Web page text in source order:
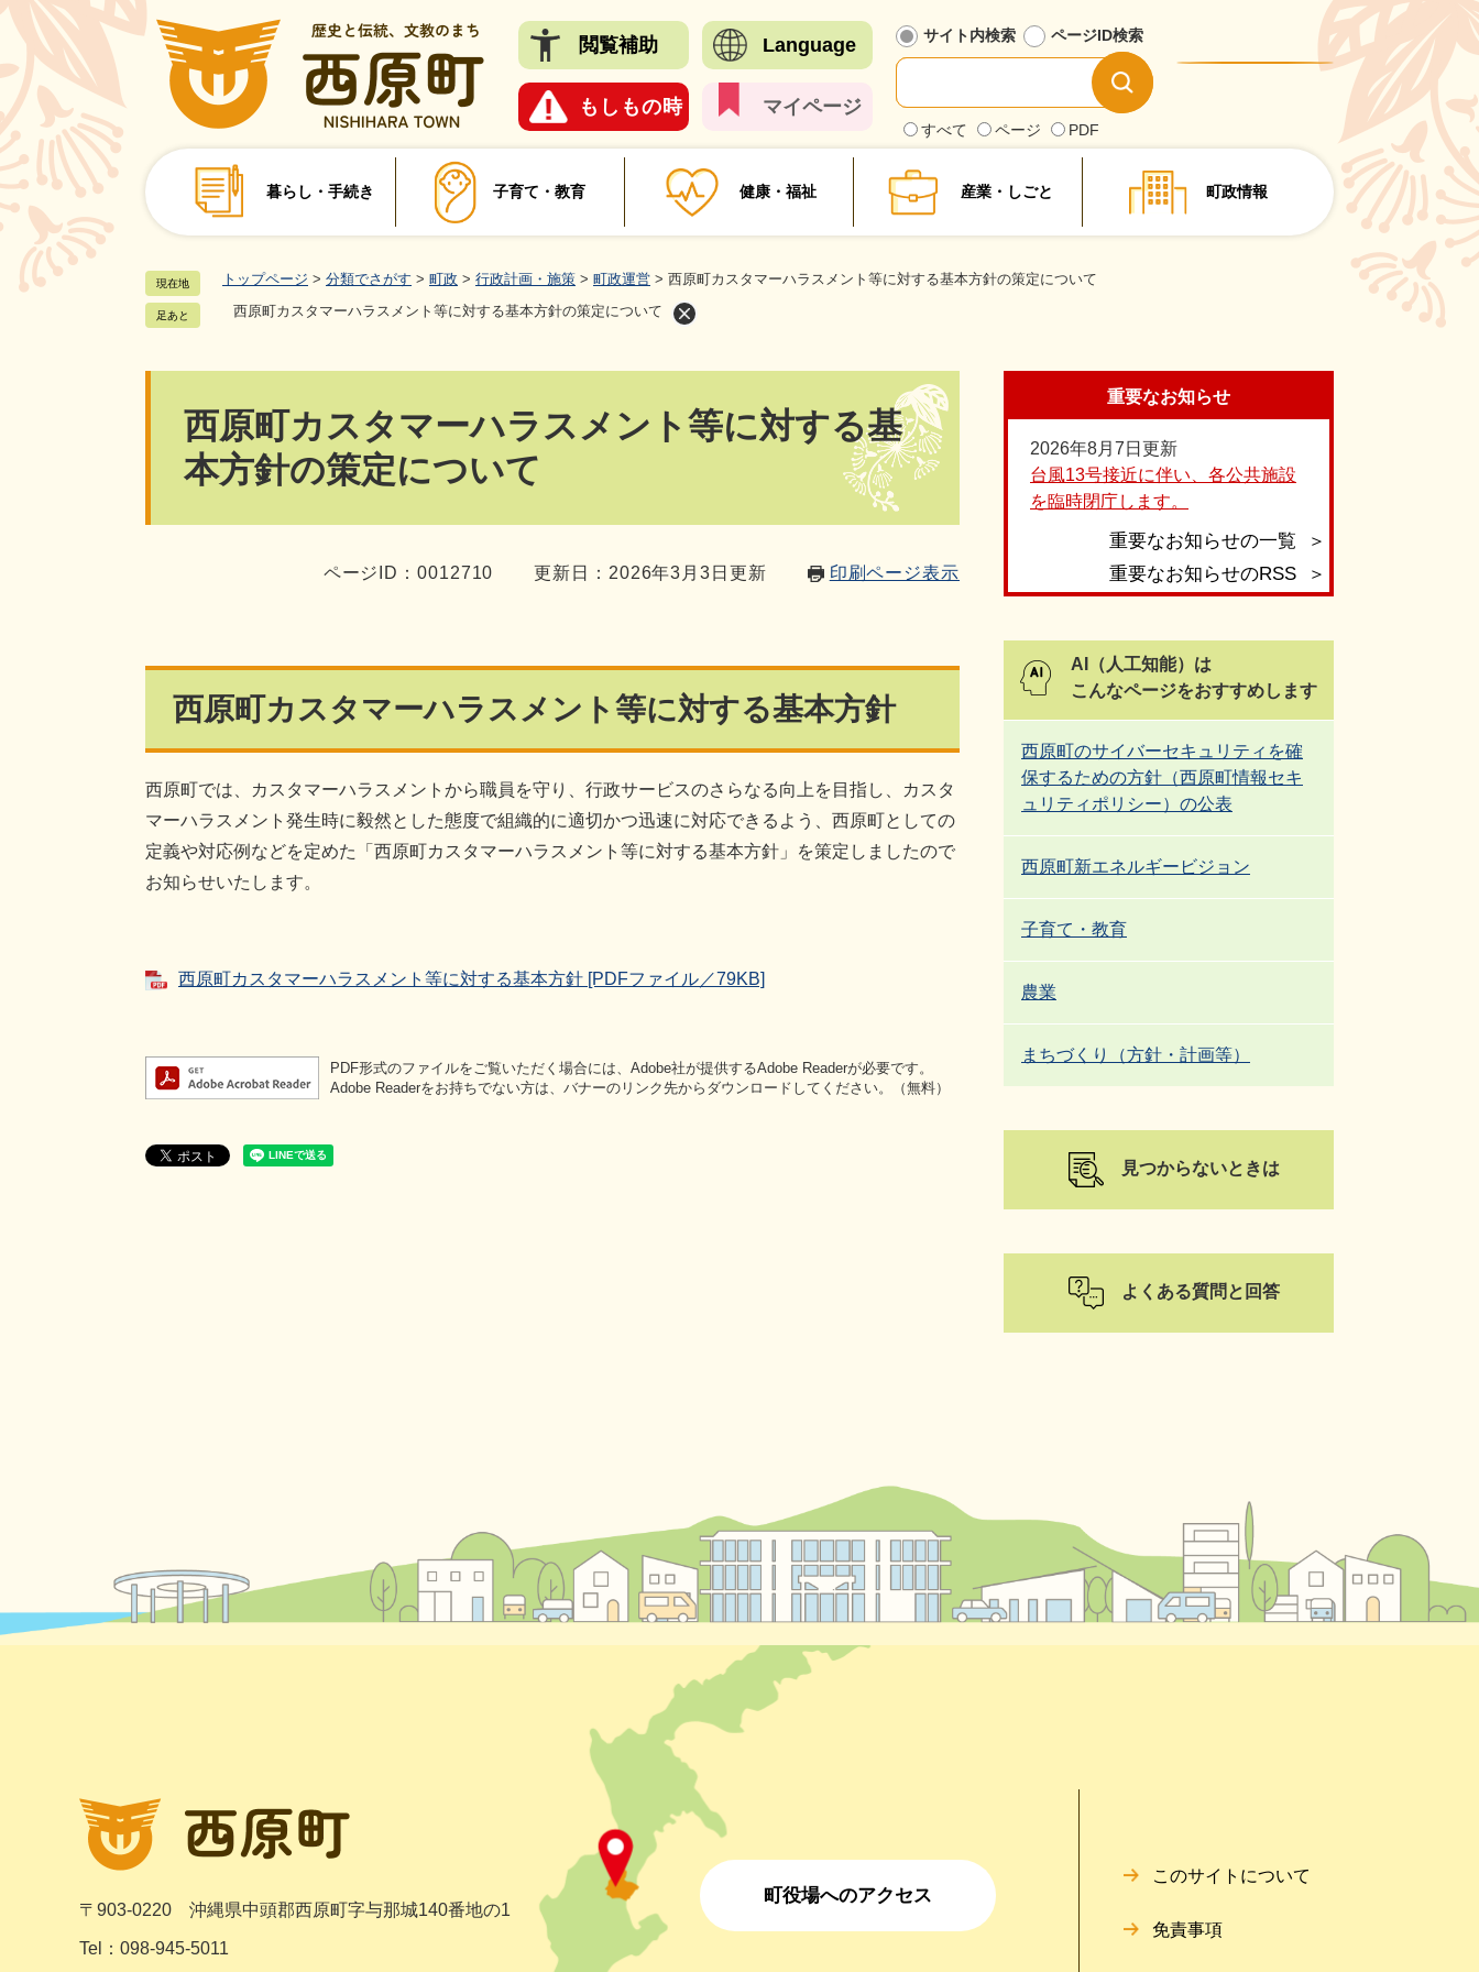
ペ
ジ
先
頭
で
。
閲覧補助 Language
もしもの時 マイページ
サイト内検索
検
索
対
象
すべて ページ PDF
ページID検索
探
暮らし・手続き 子育て・教育 健康・福祉 産業・しごと 町政情報
現在地 トップページ > 分類でさがす > 町政 > 行政計画・施策 > 町政運営 > 西原町カスタマーハラスメント等に対する基本方針の策定について
足あと 西原町カスタマーハラスメント等に対する基本方針の策定について
西原町カスタマーハラスメント等に対する基
本方針の策定について
ページID：0012710 更新日：2026年3月3日更新 印刷ページ表示
西原町カスタマーハラスメント等に対する基本方針
西原町では、カスタマーハラスメントから職員を守り、行政サービスのさらなる向上を目指し、カスタ
マーハラスメント発生時に毅然とした態度で組織的に適切かつ迅速に対応できるよう、西原町としての
定義や対応例などを定めた「西原町カスタマーハラスメント等に対する基本方針」を策定しましたので
お知らせいたします。
西原町カスタマーハラスメント等に対する基本方針 [PDFファイル／79KB]
PDF形式のファイルをご覧いただく場合には、Adobe社が提供するAdobe Readerが必要です。
Adobe Readerをお持ちでない方は、バナーのリンク先からダウンロードしてください。（無料）
重要なお知らせ
2026年8月7日更新
台風13号接近に伴い、各公共施設
を臨時閉庁します。
重要なお知らせの一覧
重要なお知らせのRSS
AI（人工知能）は
こんなページをおすすめします
西原町のサイバーセキュリティを確
保するための方針（西原町情報セキ
ュリティポリシー）の公表
西原町新エネルギービジョン
子育て・教育
農業
まちづくり（方針・計画等）
見つからないときは
よくある質問と回答
〒903-0220 沖縄県中頭郡西原町字与那城140番地の1
Tel：098-945-5011
町役場へのアクセス
このサイトについて
免責事項